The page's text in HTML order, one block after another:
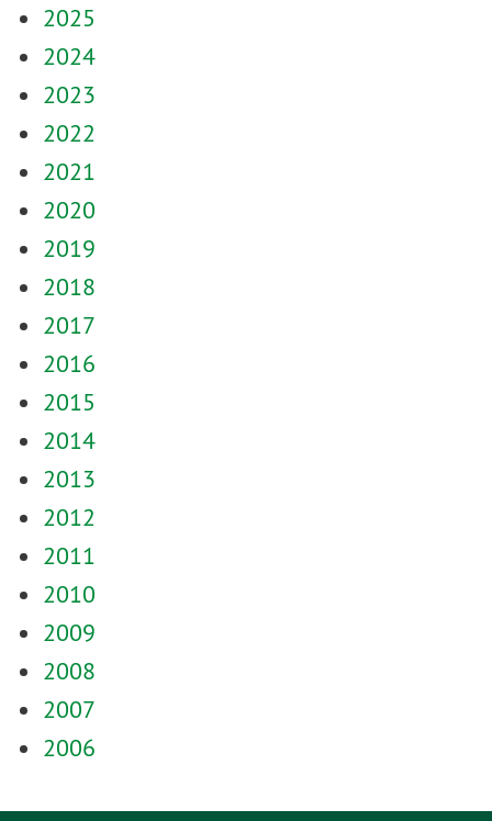
2025
2024
2023
2022
2021
2020
2019
2018
2017
2016
2015
2014
2013
2012
2011
2010
2009
2008
2007
2006